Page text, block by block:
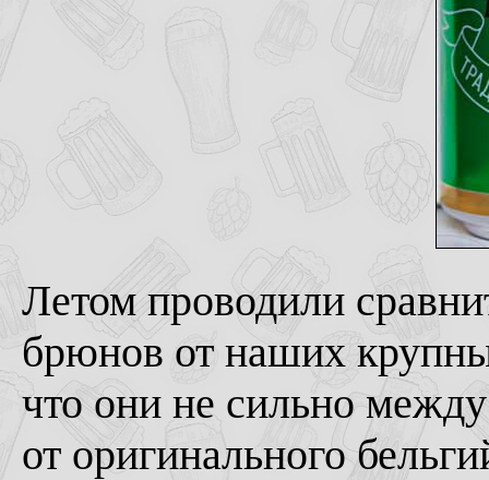
Летом проводили
брюнов от наших
что они не сильно
от оригинального